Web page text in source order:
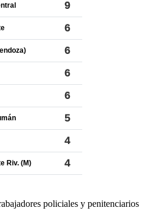
policiales y penitenciarios